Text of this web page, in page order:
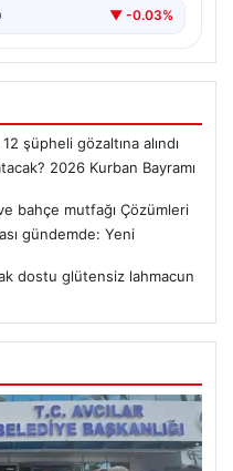
▼ -0.03%
şüpheli gözaltına alındı
2026 Kurban Bayramı
bahçe mutfağı Çözümleri
gündemde: Yeni
dostu glütensiz lahmacun